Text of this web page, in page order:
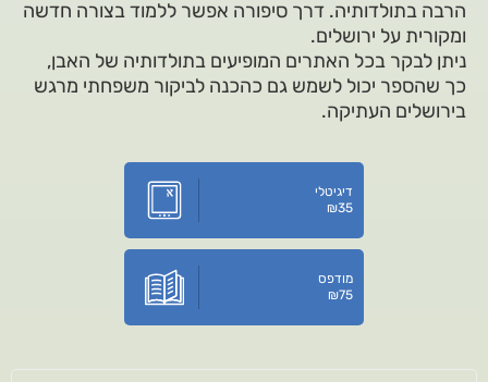
הרבה בתולדותיה. דרך סיפורה אפשר ללמוד בצורה חדשה
ומקורית על ירושלים.
ניתן לבקר בכל האתרים המופיעים בתולדותיה של האבן,
כך שהספר יכול לשמש גם כהכנה לביקור משפחתי מרגש
בירושלים העתיקה.
דיגיטלי
₪35
מודפס
₪75